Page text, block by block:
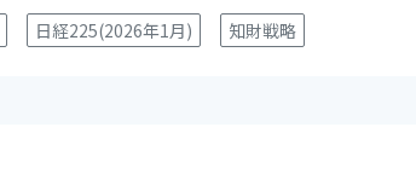
日経225(2026年1月) 知財戦略